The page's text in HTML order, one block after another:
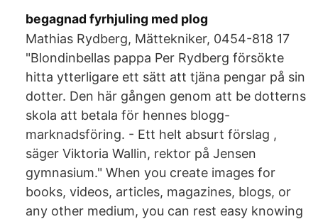
begagnad fyrhjuling med plog
Mathias Rydberg, Mättekniker, 0454-818 17
"Blondinbellas pappa Per Rydberg försökte
hitta ytterligare ett sätt att tjäna pengar på sin
dotter. Den här gången genom att be dotterns
skola att betala för hennes blogg-
marknadsföring. - Ett helt absurt förslag ,
säger Viktoria Wallin, rektor på Jensen
gymnasium." When you create images for
books, videos, articles, magazines, blogs, or
any other medium, you can rest easy knowing